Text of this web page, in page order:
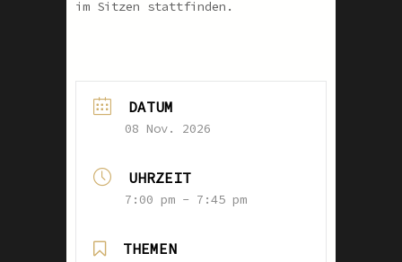
im Sitzen stattfinden.
DATUM
08 Nov. 2026
UHRZEIT
7:00 pm - 7:45 pm
THEMEN